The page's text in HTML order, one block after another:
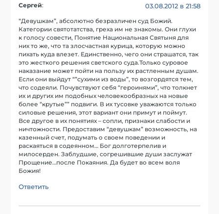
Сергей: 03.08.2012 в 21:58
“Девушкам”, абсолютно безразличен суд Божий.
Категории святотатства, греха им не знакомы. Они глухи
к голосу совести, Понятие Национальная Святыня для
них то же, что та злосчастная курица, которую можно
пихать куда влезет. Единственно, чего они страшатся, так
это жесткого решения светского суда.Только суровое
наказание может пойти на пользу их растленным душам.
Если они выйдут “”сухими из воды”, то возгордятся тем,
что содеяли. Почувствуют себя “героинями”, что толкнет
их и других им подобных человекообразных на новые
более “крутые”” подвиги. В их тусовке уважаются только
силовые решения, этот вариант они примут и поймут.
Все другое в их понятиях – сопли, признаки слабости и
ничтожности. Предоставим “девушкам” возможность, на
казенный счет, подумать о своем поведении и
раскаяться в содеянном… Бог долготерпелив и
милосерден. Заблудшие, согрешившие души заслужат
Прощение…после Покаяния. Да будет во всем воля
Божия!
Ответить